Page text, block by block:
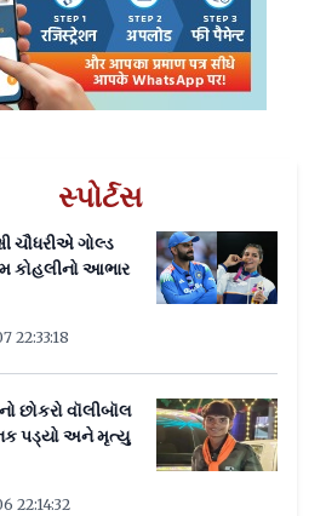
સ્પોર્ટસ
ચૌધરીએ ગોલ્ડ
કોહલીનો આભાર
22:33:18
છોકરો વૉલીબૉલ
પડ્યો અને મૃત્યુ
22:14:32